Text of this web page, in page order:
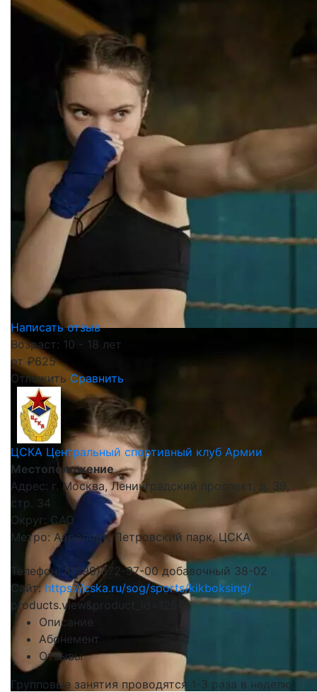
Написать отзыв
Возраст: 10 - 18 лет
от ₽625
Отложить Сравнить
ЦСКА Центральный спортивный клуб Армии
Местоположение
Адрес: г. Москва, Ленинградский проспект, д. 39,
стр. 34
Округ: САО
Метро: Аэропорт, Петровский парк, ЦСКА
Телефон: 8(499)372-97-00 добавочный 38-02
Сайт:https://cska.ru/sog/sports/kikboksing/
products.view&product_id=12501
Описание
Абонемент
Отзывы
Групповые занятия проводятся 1-3 раза в неделю